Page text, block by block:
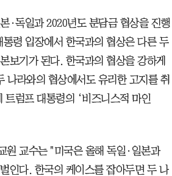
·독일과 2020년도 분담금 협상을 진행
령 입장에서 한국과의 협상은 다른 두
보기가 된다. 한국과의 협상을 강하게
나라와의 협상에서도 유리한 고지를 취
트럼프 대통령의 ‘비즈니스적 마인
원 교수는 "미국은 올해 독일·일본과
인다. 한국의 케이스를 잡아두면 두 나